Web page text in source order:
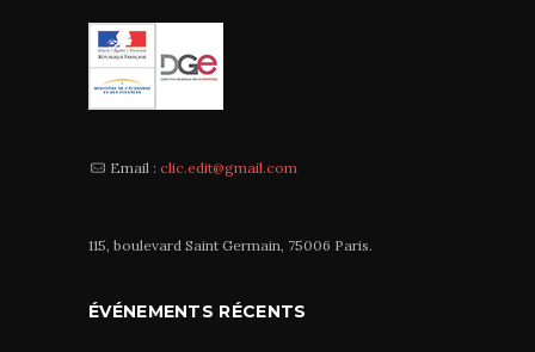
Email : clic.edit@gmail.com
115, boulevard Saint Germain, 75006 Paris.
ÉVÉNEMENTS RÉCENTS